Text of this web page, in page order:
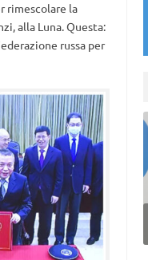
rimescolare la
alla Luna. Questa:
russaper